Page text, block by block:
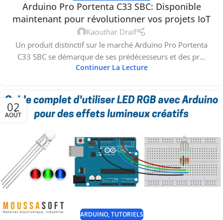
Arduino Pro Portenta C33 SBC: Disponible
maintenant pour révolutionner vos projets IoT
Kaouthar Draif
Un produit distinctif sur le marché Arduino Pro Portenta
C33 SBC se démarque de ses prédécesseurs et des pr...
Continuer La Lecture
02
AOÛT
ARDUINO,TUTORIELS